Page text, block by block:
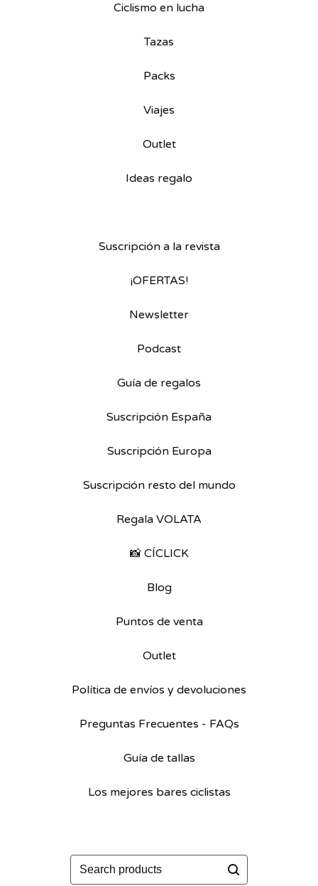
Ciclismo en lucha
Tazas
Packs
Viajes
Outlet
Ideas regalo
Suscripción a la revista
¡OFERTAS!
Newsletter
Podcast
Guía de regalos
Suscripción España
Suscripción Europa
Suscripción resto del mundo
Regala VOLATA
📸 CÍCLICK
Blog
Puntos de venta
Outlet
Política de envíos y devoluciones
Preguntas Frecuentes - FAQs
Guía de tallas
Los mejores bares ciclistas
Buscar
productos